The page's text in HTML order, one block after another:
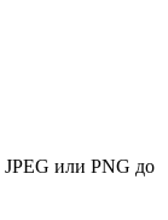
JPEG или PNG до